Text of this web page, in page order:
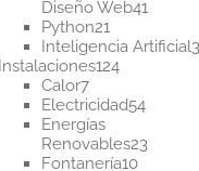
Diseño Web4141
Python2121
productos
Inteligencia Artificial33
Instalaciones124124
Calor77
productos
Electricidad5454
Energías
Renovables2323
Fontanería1010